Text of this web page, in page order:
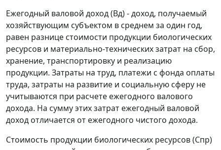
Ежегодный валовой доход (Вд) - доход, получаемый
хозяйствующим субъектом в среднем за один год,
равен разнице стоимости продукции биологических
ресурсов и материально-технических затрат на сбор,
хранение, транспортировку и реализацию
продукции. Затраты на труд, платежи с фонда оплаты
труда, затраты на развитие и социальную сферу не
учитываются при расчете ежегодного валового
дохода. На сумму этих затрат ежегодный валовой
доход отличается от ежегодного чистого дохода.
Стоимость продукции биологических ресурсов (Спр)